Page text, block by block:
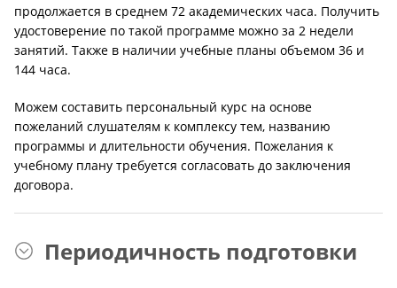
продолжается в среднем 72 академических часа. Получить
удостоверение по такой программе можно за 2 недели
занятий. Также в наличии учебные планы объемом 36 и
144 часа.
Можем составить персональный курс на основе
пожеланий слушателям к комплексу тем, названию
программы и длительности обучения. Пожелания к
учебному плану требуется согласовать до заключения
договора.
Периодичность подготовки